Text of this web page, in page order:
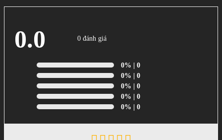
0.0 0 đánh giá
0% | 0
0% | 0
0% | 0
0% | 0
0% | 0